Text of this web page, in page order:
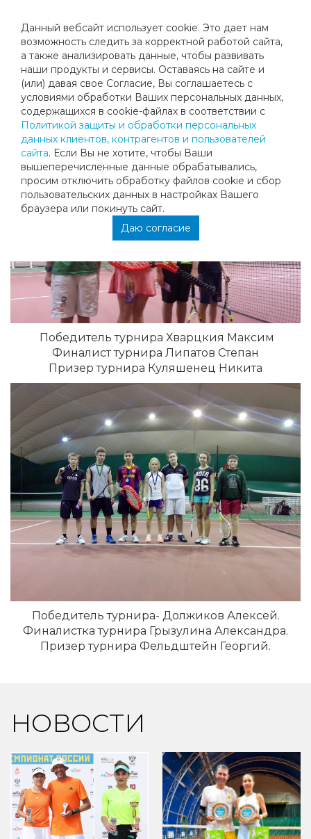
Данный вебсайт использует cookie. Это дает нам
возможность следить за корректной работой сайта,
а также анализировать данные, чтобы развивать
наши продукты и сервисы. Оставаясь на сайте и
(или) давая свое Согласие, Вы соглашаетесь с
условиями обработки Ваших персональных данных,
содержащихся в cookie-файлах в соответствии с
Политикой защиты и обработки персональных
данных клиентов, контрагентов и пользователей
сайта. Если Вы не хотите, чтобы Ваши
вышеперечисленные данные обрабатывались,
просим отключить обработку файлов cookie и сбор
пользовательских данных в настройках Вашего
браузера или покинуть сайт.
Даю согласие
ДEНЬ РОЖДЕНИЯ КЛУБА 16 НОЯБРЯ
2013
Участники турнира:
Победитель турнира Хварцкия Максим
Финалист турнира Липатов Степан
Призер турнира Куляшенец Никита
Победитель турнира- Должиков Алексей.
Финалистка турнира Грызулина Александра.
Призер турнира Фельдштейн Георгий.
НОВОСТИ